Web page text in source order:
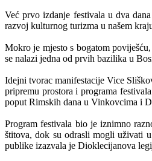
Već prvo izdanje festivala u dva
razvoj kulturnog turizma u našem
Mokro je mjesto s bogatom
se nalazi jedna od prvih bazilika u
Idejni tvorac manifestacije Vice
pripremu prostora i programa
poput Rimskih dana u Vinkovcima i
Program festivala bio je iznimno
štitova, dok su odrasli mogli uživati
publike izazvala je Dioklecijanova